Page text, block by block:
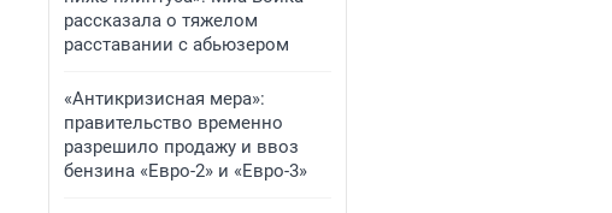
рассказала о тяжелом
расставании с абьюзером
«Антикризисная мера»:
правительство временно
разрешило продажу и ввоз
бензина «Евро-2» и «Евро-3»